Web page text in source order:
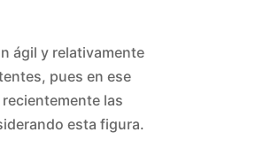
ágil y relativamente
pues en ese
las
esta figura.